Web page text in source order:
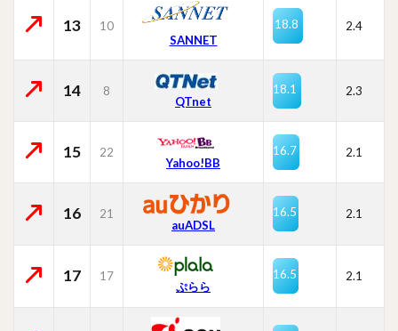
13
10
SANNET
18.8 2.4
14 8
QTnet
18.1 2.3
15 22
Yahoo!BB
16.7 2.1
16
21
auADSL
16.5 2.1
17 17
ぷらら
16.5 2.1